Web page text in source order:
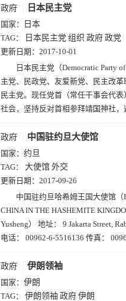
政府 日本民主党
国家：
日本
TAG：
日本民主党 组织 政府 政党
更新日期： 2017-10-01
日本民主党（Democratic Party
主党、民政党、友爱新党、民主改
民主党。现任党首（常任干事会代
社会，坚持反对首相参拜靖国神社，
政府 中国驻约旦大使馆
国家： 约旦
TAG： 大使馆 外交
更新日期： 2017-09-26
中国驻约旦哈希姆王国大使馆（
CHINA IN THE HASHEMITE
Yusheng） 地址： 9 Jakarta Street,
电话： 00962-6-5516136 传真：
政府 伊朗领袖
国家： 伊朗
TAG： 伊朗领袖 政府 伊朗